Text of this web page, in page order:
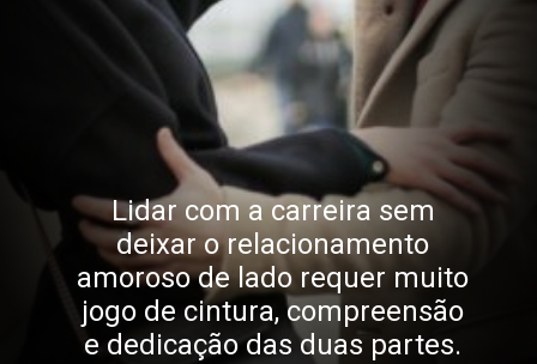
Lidar com a carreira sem
deixar o relacionamento
amoroso de lado requer muito
jogo de cintura, compreensão
e dedicação das duas partes.